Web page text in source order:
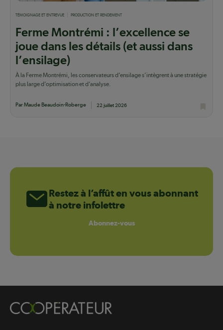
TÉMOIGNAGE ET ENTREVUE PRODUCTION ET RENDEMENT
Ferme Montrémi : l’excellence se
joue dans les détails (et aussi dans
l’ensilage)
À la Ferme Montrémi, les conservateurs d’ensilage s’intègrent à une stratégie
plus large d’optimisation et d’analyse.
Par Maude Beaudoin-Roberge 22 juillet 2026
Restez à l’affût en vous abonnant
à notre infolettre
Abonnez-vous